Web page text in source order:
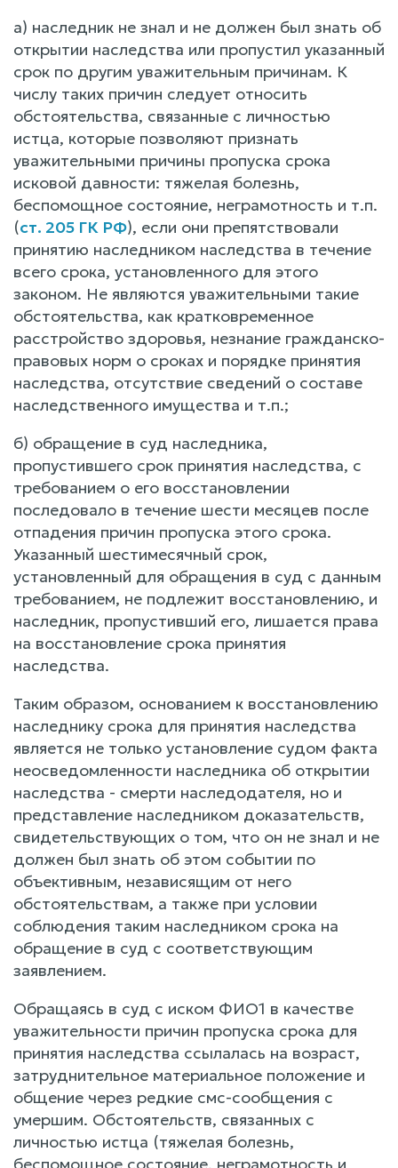
а) наследник не знал и не должен был знать об
открытии наследства или пропустил указанный
срок по другим уважительным причинам. К
числу таких причин следует относить
обстоятельства, связанные с личностью
истца, которые позволяют признать
уважительными причины пропуска срока
исковой давности: тяжелая болезнь,
беспомощное состояние, неграмотность и т.п.
(ст. 205 ГК РФ), если они препятствовали
принятию наследником наследства в течение
всего срока, установленного для этого
законом. Не являются уважительными такие
обстоятельства, как кратковременное
расстройство здоровья, незнание гражданско-
правовых норм о сроках и порядке принятия
наследства, отсутствие сведений о составе
наследственного имущества и т.п.;
б) обращение в суд наследника,
пропустившего срок принятия наследства, с
требованием о его восстановлении
последовало в течение шести месяцев после
отпадения причин пропуска этого срока.
Указанный шестимесячный срок,
установленный для обращения в суд с данным
требованием, не подлежит восстановлению, и
наследник, пропустивший его, лишается права
на восстановление срока принятия
наследства.
Таким образом, основанием к восстановлению
наследнику срока для принятия наследства
является не только установление судом факта
неосведомленности наследника об открытии
наследства - смерти наследодателя, но и
представление наследником доказательств,
свидетельствующих о том, что он не знал и не
должен был знать об этом событии по
объективным, независящим от него
обстоятельствам, а также при условии
соблюдения таким наследником срока на
обращение в суд с соответствующим
заявлением.
Обращаясь в суд с иском ФИО1 в качестве
уважительности причин пропуска срока для
принятия наследства ссылалась на возраст,
затруднительное материальное положение и
общение через редкие смс-сообщения с
умершим. Обстоятельств, связанных с
личностью истца (тяжелая болезнь,
беспомощное состояние, неграмотность и